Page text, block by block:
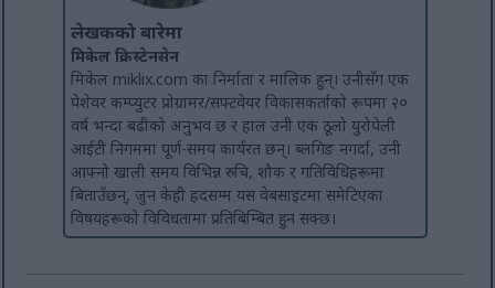
लेखकको बारेमा
मिकेल क्रिस्टेनसेन
मिकेल miklix.com का निर्माता र मालिक हुन्। उनीसँग एक
पेशेवर कम्प्युटर प्रोग्रामर/सफ्टवेयर विकासकर्ताको रूपमा २०
वर्ष भन्दा बढीको अनुभव छ र हाल उनी एक ठूलो युरोपेली
आईटी निगममा पूर्ण-समय कार्यरत छन्। ब्लगिङ नगर्दा, उनी
आफ्नो खाली समय विभिन्न रुचि, शौक र गतिविधिहरूमा
बिताउँछन्, जुन केही हदसम्म यस वेबसाइटमा समेटिएका
विषयहरूको विविधतामा प्रतिबिम्बित हुन सक्छ।